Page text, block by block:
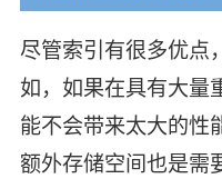
尽管索引有很多优点
如，如果在具有大量
能不会带来太大的性
额外存储空间也是需